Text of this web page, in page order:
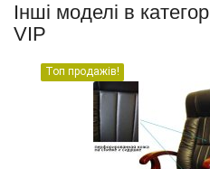
Інші моделі в
VIP
Топ продажів!